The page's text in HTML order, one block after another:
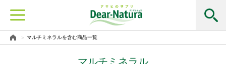
マルチミネラルを含む商品一覧
マルチミネラル